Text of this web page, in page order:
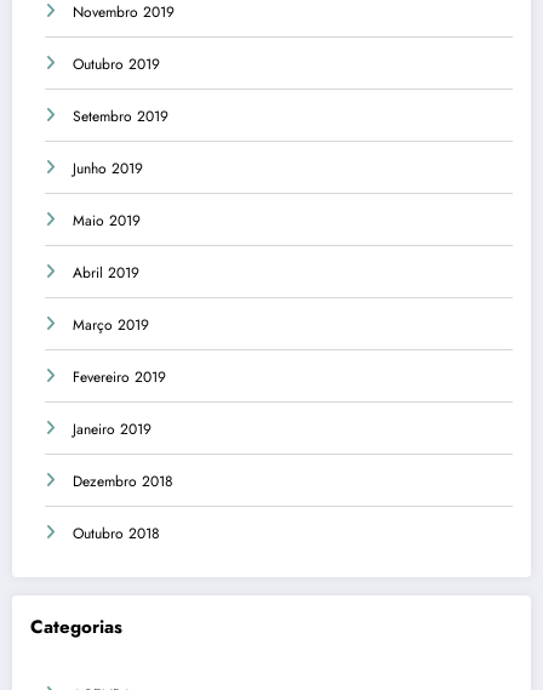
Novembro 2019
Outubro 2019
Setembro 2019
Junho 2019
Maio 2019
Abril 2019
Março 2019
Fevereiro 2019
Janeiro 2019
Dezembro 2018
Outubro 2018
Categorias